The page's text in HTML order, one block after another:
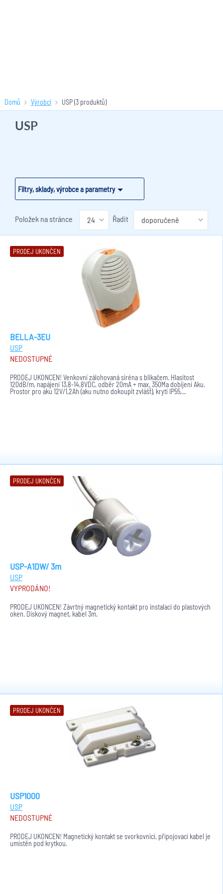
Domů Výrobci USP(3 produktů)
Filtry, sklady, výrobce a parametry
USP
Položek na stránce Řadit
PRODEJ UKONČEN
BELLA-3EU
USP
NEDOSTUPNÉ
PRODEJ UKONČEN! Venkovní zálohovaná siréna s blikačem. Hlasitost
120dB/m, napájení 13,8-14,8VDC, odběr 20mA + max. 350Ma dobíjení Aku.
Prostor pro aku 12V/1,2Ah (aku nutno dokoupit zvlášť), krytí IP55,...
PRODEJ UKONČEN
USP-A1DW/ 3m
USP
VYPRODÁNO!
PRODEJ UKONČEN! Závrtný magnetický kontakt pro instalaci do plastových
oken. Diskový magnet, kabel 3m.
PRODEJ UKONČEN
USP1000
USP
NEDOSTUPNÉ
PRODEJ UKONČEN! Magnetický kontakt se svorkovnicí, připojovací kabel je
umístěn pod krytkou.